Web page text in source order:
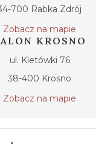
700 Rabka Zdrój
Zobacz na mapie
KROSNO
ul. Kletówki 76
38-400 Krosno
Zobacz na mapie